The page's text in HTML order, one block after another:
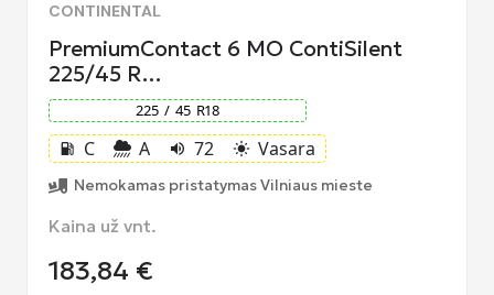
CONTINENTAL
PremiumContact 6 MO ContiSilent
225/45 R…
225 / 45 R18
local_gas_station C A volume_up 72 light_mode Vasara
Nemokamas pristatymas Vilniaus mieste
Kaina už vnt.
183,84 €